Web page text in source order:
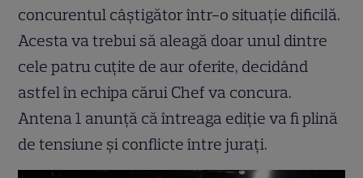
concurentul câștigător într-o situație dificilă.
Acesta va trebui să aleagă doar unul dintre
cele patru cuțite de aur oferite, decidând
astfel în echipa cărui Chef va concura.
Antena 1 anunță că întreaga ediție va fi plină
de tensiune și conflicte între jurați.